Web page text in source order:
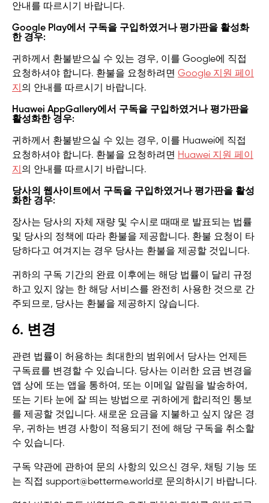
안내를 따르시기 바랍니다.
Google Play에서 구독을 구입하였거나 평가판을 활성화
한 경우:
귀하께서 환불받으실 수 있는 경우, 이를 Google에 직접
요청하셔야 합니다. 환불을 요청하려면 Google 지원 페이
지 의 안내를 따르시기 바랍니다.
Huawei AppGallery에서 구독을 구입하였거나 평가판을
활성화한 경우:
귀하께서 환불받으실 수 있는 경우, 이를 Huawei에 직접
요청하셔야 합니다. 환불을 요청하려면 Huawei 지원 페이
지 의 안내를 따르시기 바랍니다.
당사의 웹사이트에서 구독을 구입하였거나 평가판을 활성
화한 경우:
장사는 당사의 자체 재량 및 수시로 때때로 발표되는 법률
및 당사의 정책에 따라 환불을 제공합니다. 환불 요청이 타
당하다고 여겨지는 경우 당사는 환불을 제공할 것입니다.
귀하의 구독 기간의 완료 이후에는 해당 법률이 달리 규정
하고 있지 않는 한 해당 서비스를 완전히 사용한 것으로 간
주되므로, 당사는 환불을 제공하지 않습니다.
6. 변경
관련 법률이 허용하는 최대한의 범위에서 당사는 언제든
구독료를 변경할 수 있습니다. 당사는 이러한 요금 변경을
앱 상에 또는 앱을 통하여, 또는 이메일 알림을 발송하여,
또는 기타 눈에 잘 띄는 방법으로 귀하에게 합리적인 통보
를 제공할 것입니다. 새로운 요금을 지불하고 싶지 않은 경
우, 귀하는 변경 사항이 적용되기 전에 해당 구독을 취소할
수 있습니다.
구독 약관에 관하여 문의 사항의 있으신 경우, 채팅 기능 또
는 직접 support@betterme.world로 문의하시기 바랍니다.